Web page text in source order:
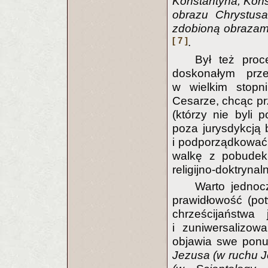
obrazu
zdobioną
[ 7 ].
Był też
doskonałym
w wielkim
Cesarze, chcąc
(którzy nie byli
poza jurysdykcją
i
walkę z
religijno-
Warto
prawidłowość
chrześcijaństwa
i
objawia swe
Jezusa (w ruchu